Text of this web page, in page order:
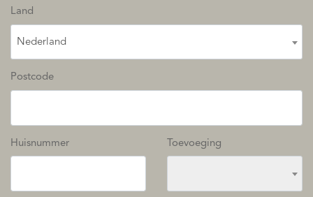
Land
Nederland
Postcode
Huisnummer Toevoeging